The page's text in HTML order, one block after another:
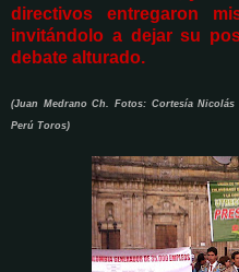
directivos entregaron
invitándolo a dejar su
debate alturado.
(Juan Medrano Ch. Fotos: Cortesía
Perú Toros)